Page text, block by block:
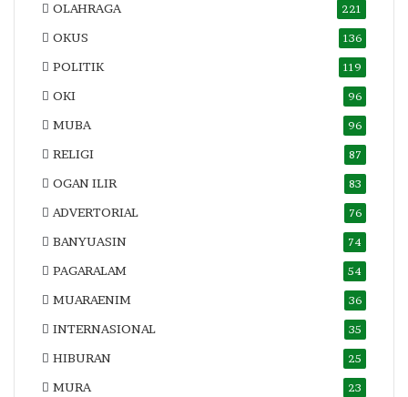
OLAHRAGA 221
OKUS 136
POLITIK 119
OKI 96
MUBA 96
RELIGI 87
OGAN ILIR 83
ADVERTORIAL 76
BANYUASIN 74
PAGARALAM 54
MUARAENIM 36
INTERNASIONAL 35
HIBURAN 25
MURA 23